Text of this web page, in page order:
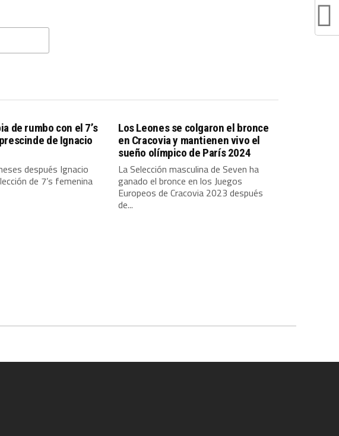
de rumbo con el 7’s
de Ignacio
después Ignacio
de 7’s femenina
Los Leones se colgaron el bronce
en Cracovia y mantienen vivo el
sueño olímpico de París 2024
La Selección masculina de Seven ha
ganado el bronce en los Juegos
Europeos de Cracovia 2023 después
de...